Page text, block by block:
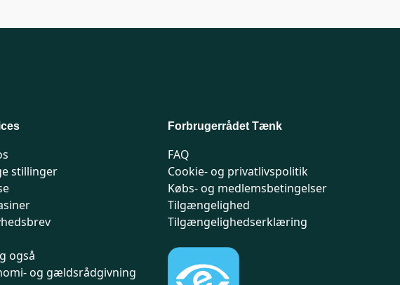
stillinger
også
og gældsrådgivning
Forbrugerrådet Tænk
FAQ
Cookie- og privatlivspolitik
Købs- og medlemsbetingelser
Tilgængelighed
Tilgængelighedserklæring